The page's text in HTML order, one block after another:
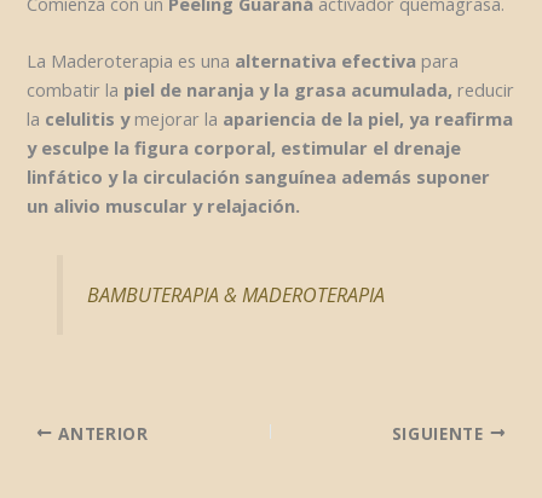
La Maderoterapia es una alternativa efectiva para
combatir la piel de naranja y la grasa acumulada, reducir
la celulitis y mejorar la apariencia de la piel, ya reafirma
y esculpe la figura corporal, estimular el drenaje
linfático y la circulación sanguínea además suponer
un alivio muscular y relajación.
BAMBUTERAPIA & MADEROTERAPIA
ANTERIOR SIGUIENTE